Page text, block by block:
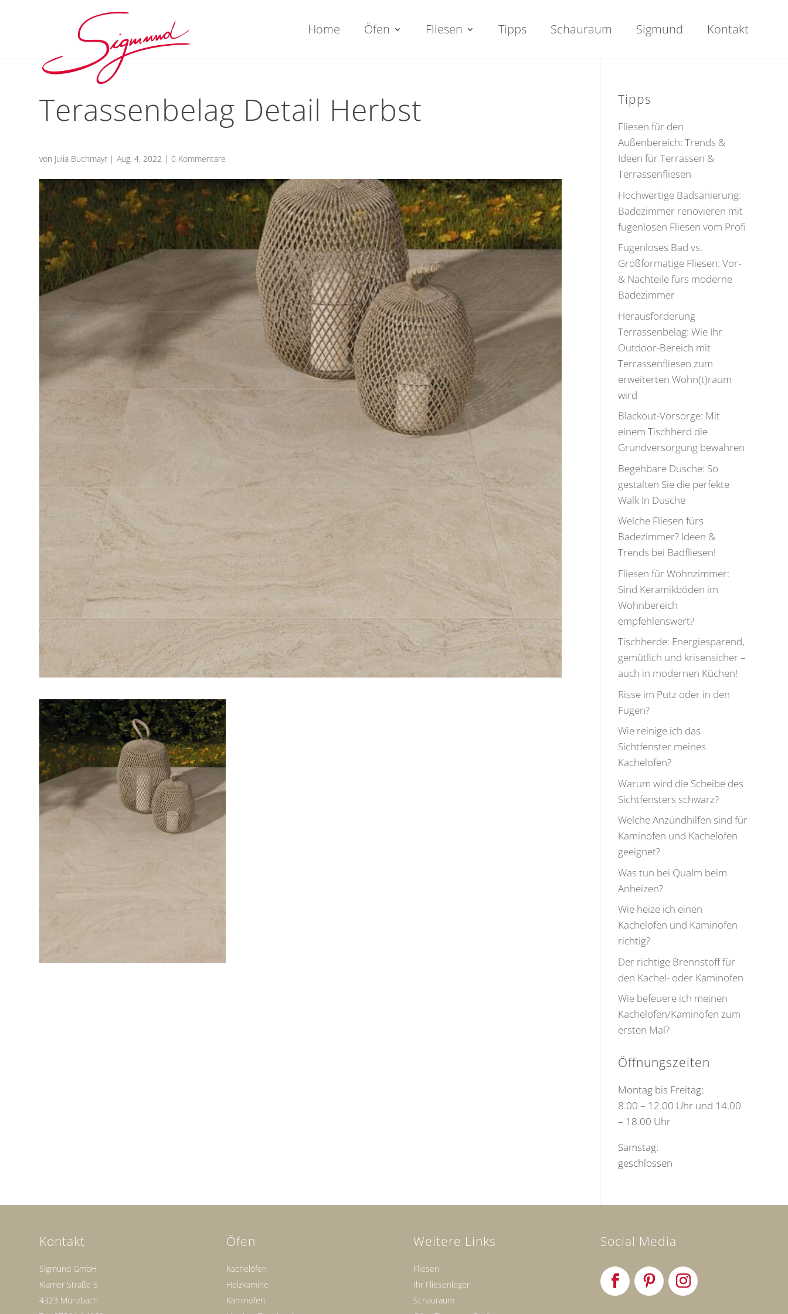
Home Öfen Fliesen Tipps Schauraum Sigmund Kontakt
Terassenbelag Detail Herbst
von Julia Buchmayr |Aug. 4, 2022 |0 Kommentare
Tipps
Fliesen für den
Außenbereich: Trends &
Ideen für Terrassen &
Terrassenfliesen
Hochwertige Badsanierung:
Badezimmer renovieren mit
fugenlosen Fliesen vom Profi
Fugenloses Bad vs.
Großformatige Fliesen: Vor-
& Nachteile fürs moderne
Badezimmer
Herausforderung
Terrassenbelag: Wie Ihr
Outdoor-Bereich mit
Terrassenfliesen zum
erweiterten Wohn(t)raum
wird
Blackout-Vorsorge: Mit
einem Tischherd die
Grundversorgung bewahren
Begehbare Dusche: So
gestalten Sie die perfekte
Walk In Dusche
Welche Fliesen fürs
Badezimmer? Ideen &
Trends bei Badfliesen!
Fliesen für Wohnzimmer:
Sind Keramikböden im
Wohnbereich
empfehlenswert?
Tischherde: Energiesparend,
gemütlich und krisensicher –
auch in modernen Küchen!
Risse im Putz oder in den
Fugen?
Wie reinige ich das
Sichtfenster meines
Kachelofen?
Warum wird die Scheibe des
Sichtfensters schwarz?
Welche Anzündhilfen sind für
Kaminofen und Kachelofen
geeignet?
Was tun bei Qualm beim
Anheizen?
Wie heize ich einen
Kachelofen und Kaminofen
richtig?
Der richtige Brennstoff für
den Kachel- oder Kaminofen
Wie befeuere ich meinen
Kachelofen/Kaminofen zum
ersten Mal?
Öffnungszeiten
Montag bis Freitag:
8.00 – 12.00 Uhr und 14.00
– 18.00 Uhr
Samstag:
geschlossen
Kontakt
Sigmund GmbH
Klamer Straße 5
4323 Münzbach
Öfen
Kachelöfen
Heizkamine
Kaminöfen
Weitere Links
Fliesen
Ihr Fliesenleger
Schauraum
Social Media